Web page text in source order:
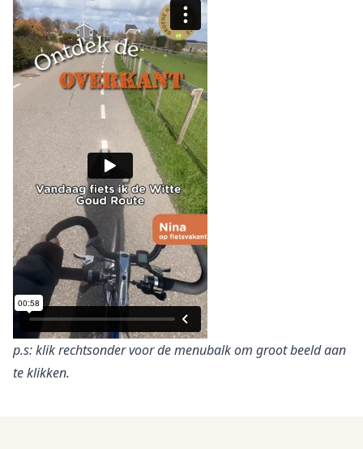
p.s: klik rechtsonder voor de menubalk om groot beeld aan
te klikken.